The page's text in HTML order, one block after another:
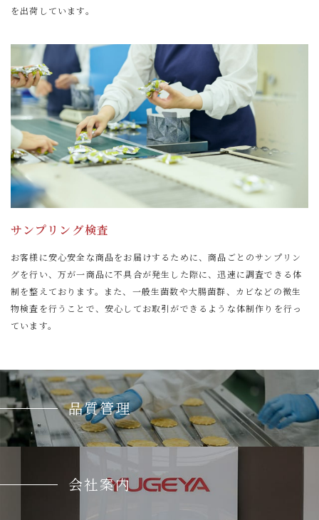
を出荷しています。
サンプリング検査
お客様に安心安全な商品をお届けするために、商品ごとのサンプリン
グを行い、万が一商品に不具合が発生した際に、迅速に調査できる体
制を整えております。また、一般生菌数や大腸菌群、カビなどの微生
物検査を行うことで、安心してお取引ができるような体制作りを行っ
ています。
品質管理
会社案内